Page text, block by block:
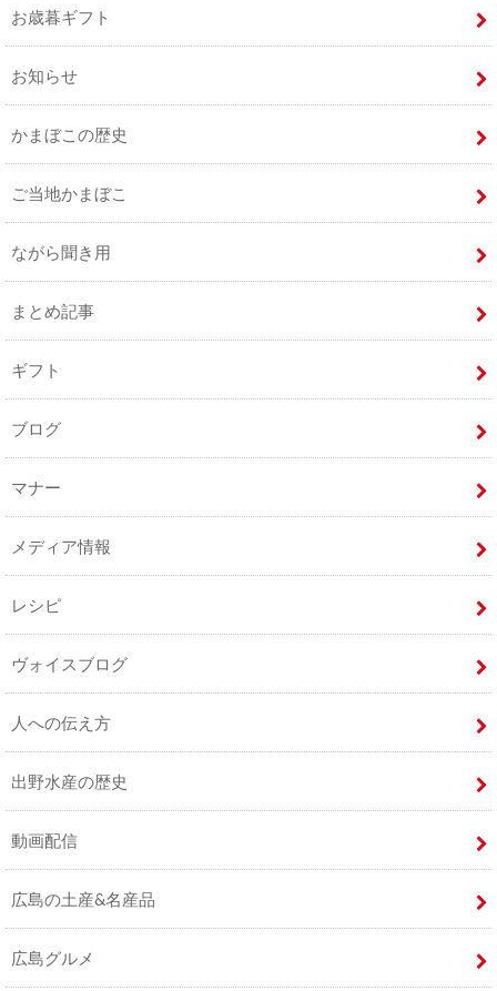
お歳暮ギフト
お知らせ
かまぼこの歴史
ご当地かまぼこ
ながら聞き用
まとめ記事
ギフト
ブログ
マナー
メディア情報
レシピ
ヴォイスブログ
人への伝え方
出野水産の歴史
動画配信
広島の土産&名産品
広島グルメ